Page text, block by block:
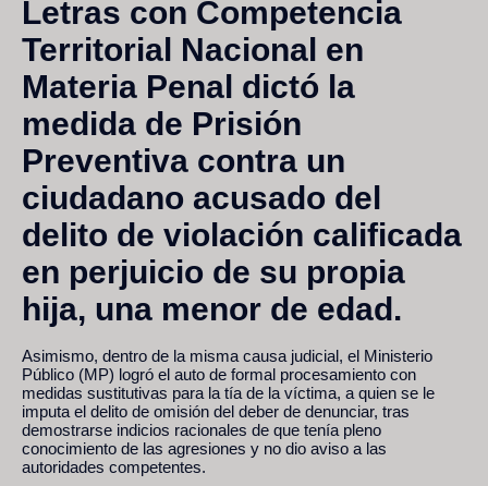
Letras con Competencia
Territorial Nacional en
Materia Penal dictó la
medida de Prisión
Preventiva contra un
ciudadano acusado del
delito de violación calificada
en perjuicio de su propia
hija, una menor de edad.
Asimismo, dentro de la misma causa judicial, el Ministerio
Público (MP) logró el auto de formal procesamiento con
medidas sustitutivas para la tía de la víctima, a quien se le
imputa el delito de omisión del deber de denunciar, tras
demostrarse indicios racionales de que tenía pleno
conocimiento de las agresiones y no dio aviso a las
autoridades competentes.